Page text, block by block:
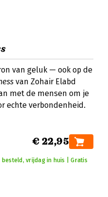
van geluk — ook op de
van Zohair Elabd
met de mensen om je
echte verbondenheid.
€ 22,95
besteld, vrijdag in huis | Gratis